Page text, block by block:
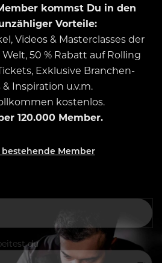
kommst Du in den
Vorteile:
Videos & Masterclasses der
50 % Rabatt auf Rolling
Exklusive Branchen-
Inspiration u.v.m.
kostenlos.
120.000 Member.
Member
du